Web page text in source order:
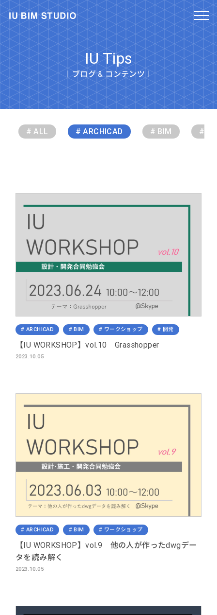
IU Tips
︱ブログ & コンテンツ︱
# ALL # ARCHICAD # BIM #
ARCHICAD BIM ワークショップ 開発
【IU WORKSHOP】vol.10 Grasshopper
2023.10.05
ARCHICAD BIM ワークショップ
【IU WORKSHOP】vol.9 他の人が作ったdwgデー
タを読み解く
2023.10.05